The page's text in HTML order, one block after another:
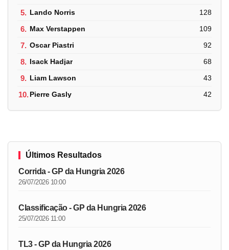
5. Lando Norris 128
6. Max Verstappen 109
7. Oscar Piastri 92
8. Isack Hadjar 68
9. Liam Lawson 43
10.Pierre Gasly 42
Últimos Resultados
Corrida - GP da Hungria 2026
26/07/2026 10:00
Classificação - GP da Hungria 2026
25/07/2026 11:00
TL3 - GP da Hungria 2026